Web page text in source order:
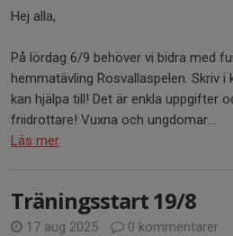
Hej alla,
På lördag 6/9 behöver vi bidra med
hemmatävling Rosvallaspelen. Skriv
kan hjälpa till! Det är enkla uppgifter
friidrottare! Vuxna och ungdomar...
Läs mer
Träningsstart 19/8
17 aug 2025
0 kommentarer